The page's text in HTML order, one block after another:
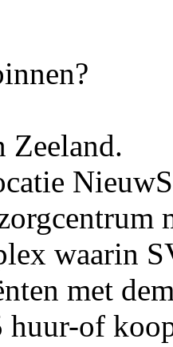
Zeeland.
waarin
met
of